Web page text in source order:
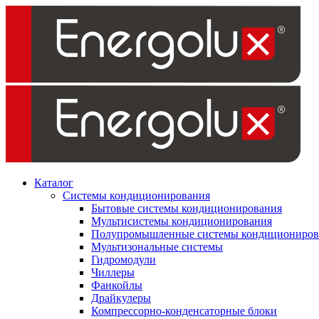
Каталог
Системы кондиционирования
Бытовые системы кондиционирования
Мультисистемы кондиционирования
Полупромышленные системы
Мультизональные системы
Гидромодули
Чиллеры
Фанкойлы
Драйкулеры
Компрессорно-конденсаторные блоки